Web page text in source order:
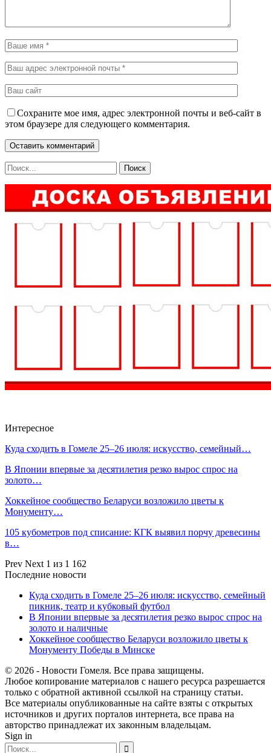
Сохраните мое имя, адрес электронной почты и веб-сайт в
этом браузере для следующего комментария.
Интересное
Куда сходить в Гомеле 25–26 июля: искусство, семейный…
В Японии впервые за десятилетия резко вырос спрос на
золото…
Хоккейное сообщество Беларуси возложило цветы к
Монументу…
105 кубометров под списание: КГК выявил порчу древесины
в…
Prev Next 1 из 1 162
Последние новости
Куда сходить в Гомеле 25–26 июля: искусство, семейный
пикник, театр и кубковый футбол
В Японии впервые за десятилетия резко вырос спрос на
золото и наличные
Хоккейное сообщество Беларуси возложило цветы к
Монументу Победы в Минске
© 2026 - Новости Гомеля. Все права защищены.
Любое копирование материалов с нашего ресурса разрешается
только с обратной активной ссылкой на страницу статьи.
Все материалы опубликованные на сайте взяты с открытых
источников и других порталов интернета, все права на
авторство принадлежат их законным владельцам.
Sign in